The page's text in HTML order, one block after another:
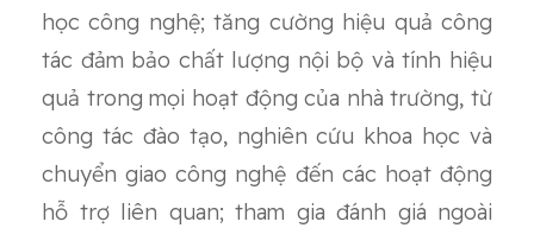
học công nghệ; tăng cường hiệu quả công
tác đảm bảo chất lượng nội bộ và tính hiệu
quả trong mọi hoạt động của nhà trường, từ
công tác đào tạo, nghiên cứu khoa học và
chuyển giao công nghệ đến các hoạt động
hỗ trợ liên quan; tham gia đánh giá ngoài